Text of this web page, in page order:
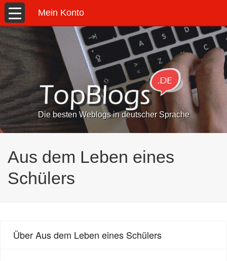
Mein Konto
Die besten Weblogs in deutscher Sprache
Aus dem Leben eines
Schülers
Über Aus dem Leben eines Schülers